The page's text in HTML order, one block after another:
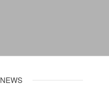
NEWS